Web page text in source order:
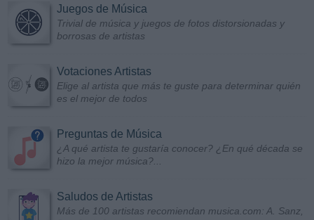
Juegos de Música
Trivial de música y juegos de fotos distorsionadas y
borrosas de artistas
Votaciones Artistas
Elige al artista que más te guste para determinar quién
es el mejor de todos
Preguntas de Música
¿A qué artista te gustaría conocer? ¿En qué década se
hizo la mejor música?...
Saludos de Artistas
Más de 100 artistas recomiendan musica.com: A. Sanz,